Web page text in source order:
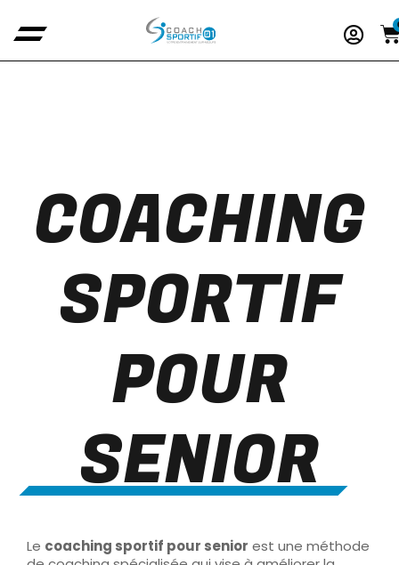
COACHING
SPORTIF
POUR
SENIOR
Le coaching sportif pour senior est une méthode